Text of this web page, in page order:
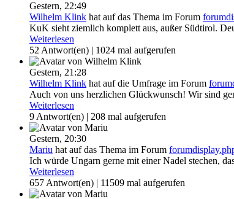
Gestern, 22:49
Wilhelm Klink hat auf das Thema im Forum
KuK sieht ziemlich komplett aus, außer Südtirol.
Weiterlesen
52 Antwort(en) | 1024 mal aufgerufen
Gestern, 21:28
Wilhelm Klink hat auf die Umfrage im Forum
Auch von uns herzlichen Glückwunsch! Wir sind
Weiterlesen
9 Antwort(en) | 208 mal aufgerufen
Gestern, 20:30
Mariu hat auf das Thema im Forum
Ich würde Ungarn gerne mit einer Nadel stechen,
Weiterlesen
657 Antwort(en) | 11509 mal aufgerufen